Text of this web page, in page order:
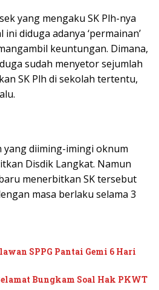
yang mengaku SK Plh-nya
diduga adanya ‘permainan’
keuntungan. Dimana,
sudah menyetor sejumlah
SK Plh di sekolah tertentu,
yang diiming-imingi oknum
Disdik Langkat. Namun
menerbitkan SK tersebut
masa berlaku selama 3
SPPG Pantai Gemi 6 Hari
Bungkam Soal Hak PKWT